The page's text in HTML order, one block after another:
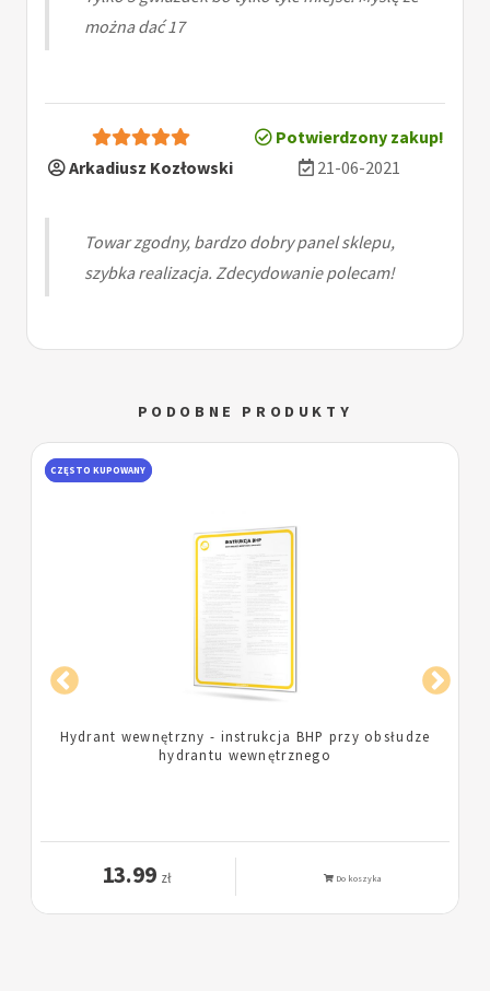
można dać 17
Potwierdzony zakup!
Arkadiusz Kozłowski
21-06-2021
Towar zgodny, bardzo dobry panel sklepu,
szybka realizacja. Zdecydowanie polecam!
PODOBNE PRODUKTY
POPULARNY DOBRE OPINIE
Gaśnica proszkowa - instrukcja BHP przy obsłudze
gaśnicy proszkowej
13.99 zł Do koszyka